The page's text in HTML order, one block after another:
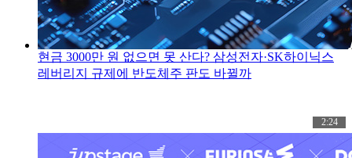
현금 3000만 원 없으면 못 산다? 삼성전자·SK하이닉스
레버리지 규제에 반도체주 판도 바뀔까
2:24